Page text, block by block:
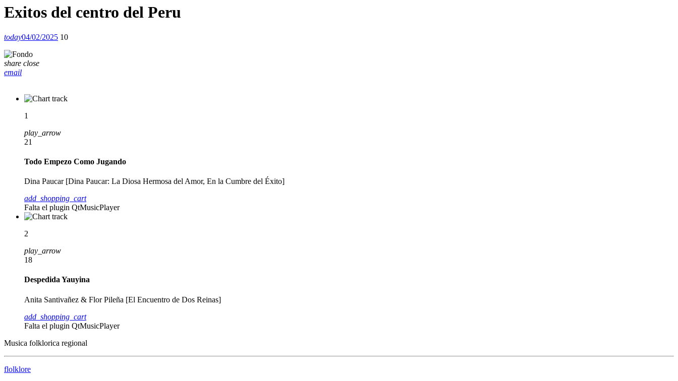
Exitos del centro del Peru
today04/02/2025 10
share close
email
1
play_arrow
21
Todo Empezo Como Jugando
Dina Paucar [Dina Paucar: La Diosa Hermosa del Amor, En la Cumbre del Éxito]
add_shopping_cart
Falta el plugin QtMusicPlayer
2
play_arrow
18
Despedida Yauyina
Anita Santivañez & Flor Pileña [El Encuentro de Dos Reinas]
add_shopping_cart
Falta el plugin QtMusicPlayer
Musica folklorica regional
flolklore